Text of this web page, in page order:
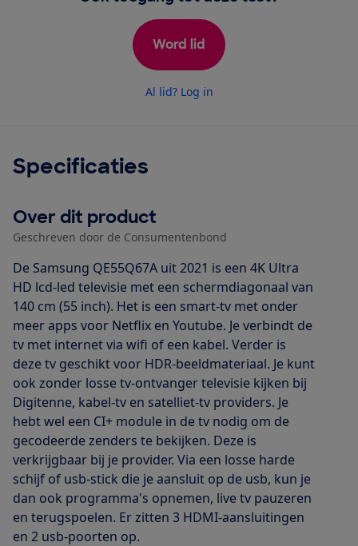
Word lid
Al lid? Log in
Specificaties
Over dit product
Geschreven door de Consumentenbond
De Samsung QE55Q67A uit 2021 is een 4K Ultra
HD lcd-led televisie met een schermdiagonaal van
140 cm (55 inch). Het is een smart-tv met onder
meer apps voor Netflix en Youtube. Je verbindt de
tv met internet via wifi of een kabel. Verder is
deze tv geschikt voor HDR-beeldmateriaal. Je kunt
ook zonder losse tv-ontvanger televisie kijken bij
Digitenne, kabel-tv en satelliet-tv providers. Je
hebt wel een CI+ module in de tv nodig om de
gecodeerde zenders te bekijken. Deze is
verkrijgbaar bij je provider. Via een losse harde
schijf of usb-stick die je aansluit op de usb, kun je
dan ook programma's opnemen, live tv pauzeren
en terugspoelen. Er zitten 3 HDMI-aansluitingen
en 2 usb-poorten op.